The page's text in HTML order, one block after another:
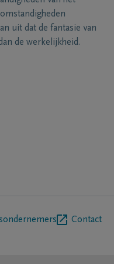
uit dat de fantasie van
de werkelijkheid.
Contact